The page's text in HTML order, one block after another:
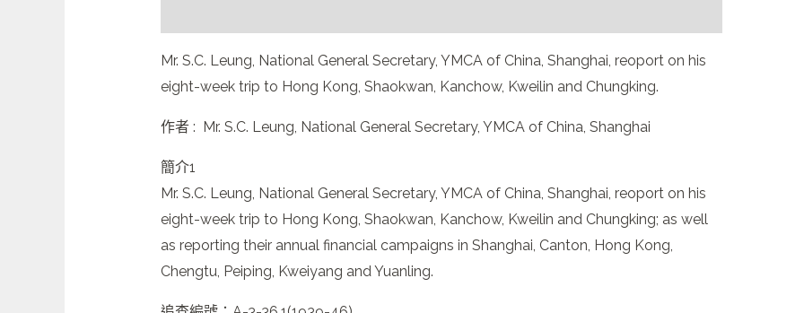
Mr. S.C. Leung, National General Secretary, YMCA of China, Shanghai, reoport on his
eight-week trip to Hong Kong, Shaokwan, Kanchow, Kweilin and Chungking.
作者 : Mr. S.C. Leung, National General Secretary, YMCA of China, Shanghai
簡介1
Mr. S.C. Leung, National General Secretary, YMCA of China, Shanghai, reoport on his
eight-week trip to Hong Kong, Shaokwan, Kanchow, Kweilin and Chungking; as well
as reporting their annual financial campaigns in Shanghai, Canton, Hong Kong,
Chengtu, Peiping, Kweiyang and Yuanling.